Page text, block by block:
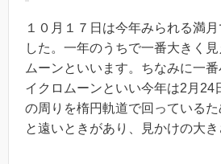
１０月１７日は今年みられる満
した。一年のうちで一番大きく
ムーンといいます。ちなみに一
イクロムーンといい今年は2月24
の周りを楕円軌道で回っている
と遠いときがあり、見かけの大き